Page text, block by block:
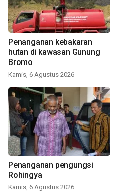
Penanganan kebakaran
hutan di kawasan Gunung
Bromo
Kamis, 6 Agustus 2026
Penanganan pengungsi
Rohingya
Kamis, 6 Agustus 2026